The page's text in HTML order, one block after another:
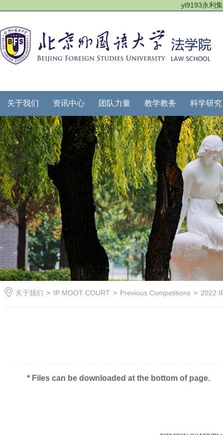
yl9193永利
关于我们 资讯中心 团队力量 教学教务 科学研究
关于我们 > IP MOOT COURT > Previous Competitions > 2022
* Files can be downloaded at the bottom of page.